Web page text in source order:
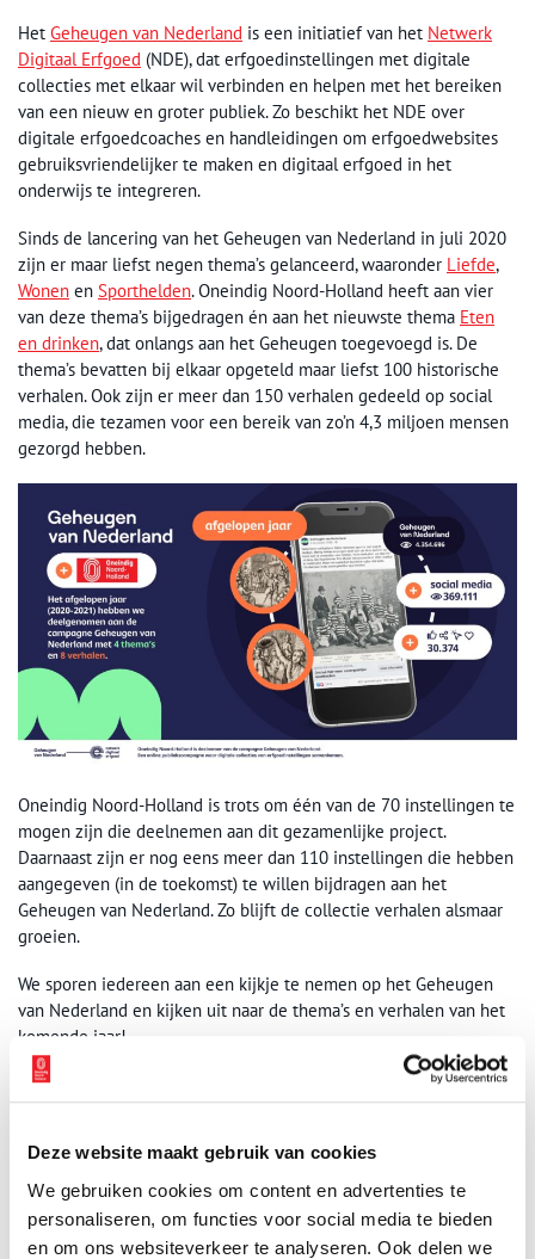
Deze website maakt gebruik van cookies
We gebruiken cookies om content en advertenties te
personaliseren, om functies voor social media te bieden
en om ons websiteverkeer te analyseren. Ook delen we
Het Geheugen van Nederland is een initiatief van het Netwerk
Digitaal Erfgoed (NDE), dat erfgoedinstellingen met digitale
collecties met elkaar wil verbinden en helpen met het bereiken
van een nieuw en groter publiek. Zo beschikt het NDE over
digitale erfgoedcoaches en handleidingen om erfgoedwebsites
gebruiksvriendelijker te maken en digitaal erfgoed in het
onderwijs te integreren.
Sinds de lancering van het Geheugen van Nederland in juli 2020
zijn er maar liefst negen thema’s gelanceerd, waaronder Liefde,
Wonen en Sporthelden. Oneindig Noord-Holland heeft aan vier
van deze thema’s bijgedragen én aan het nieuwste thema Eten
en drinken, dat onlangs aan het Geheugen toegevoegd is. De
thema’s bevatten bij elkaar opgeteld maar liefst 100 historische
verhalen. Ook zijn er meer dan 150 verhalen gedeeld op social
media, die tezamen voor een bereik van zo’n 4,3 miljoen mensen
gezorgd hebben.
Oneindig Noord-Holland is trots om één van de 70 instellingen te
mogen zijn die deelnemen aan dit gezamenlijke project.
Daarnaast zijn er nog eens meer dan 110 instellingen die hebben
aangegeven (in de toekomst) te willen bijdragen aan het
Geheugen van Nederland. Zo blijft de collectie verhalen alsmaar
groeien.
We sporen iedereen aan een kijkje te nemen op het Geheugen
van Nederland en kijken uit naar de thema’s en verhalen van het
komende jaar!
Publicatiedatum: 08/12/2021
Ontvang de nieuwsbrief